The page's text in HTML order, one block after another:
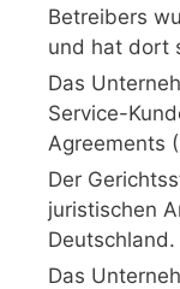
Betreibers
und hat dort
Das
Service-
Agreements
Der
juristischen
Deutschland.
Das